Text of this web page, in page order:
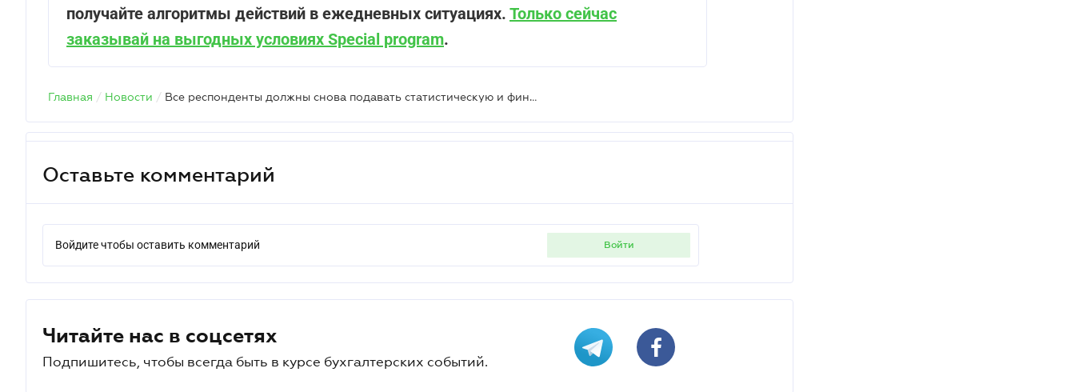
получайте алгоритмы действий в ежедневных ситуациях. Только сейчас
заказывай на выгодных условиях Special program.
Главная / Новости / Все респонденты должны снова подавать статистическую и финансовую отчетность – Закон принят
Оставьте комментарий
Войдите чтобы оставить комментарий войти
Читайте нас в соцсетях
Подпишитесь, чтобы всегда быть в курсе бухгалтерских событий.